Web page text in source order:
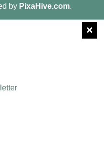
by PixaHive.com.